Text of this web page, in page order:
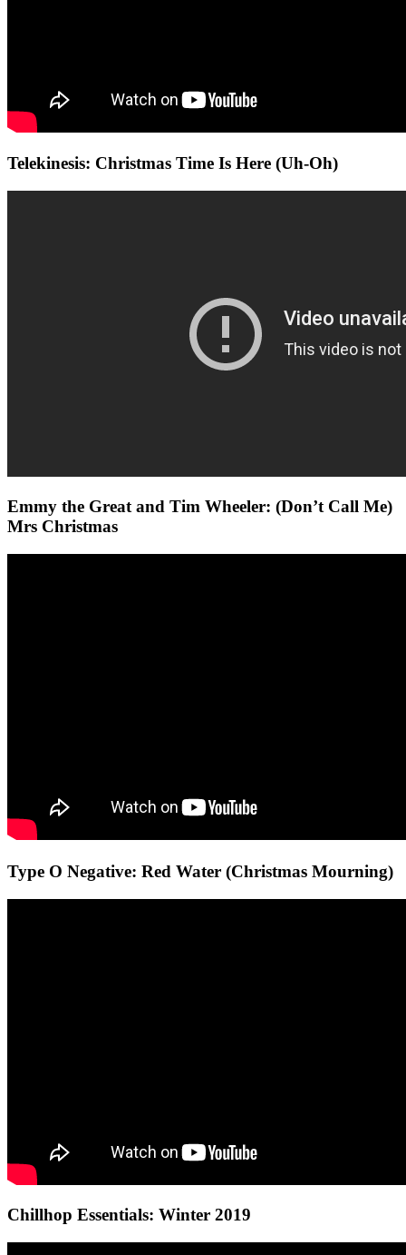
Telekinesis: Christmas Time Is Here (Uh-Oh)
Emmy the Great and Tim Wheeler: (Don’t Call Me)
Mrs Christmas
Type O Negative: Red Water (Christmas Mourning)
Chillhop Essentials: Winter 2019